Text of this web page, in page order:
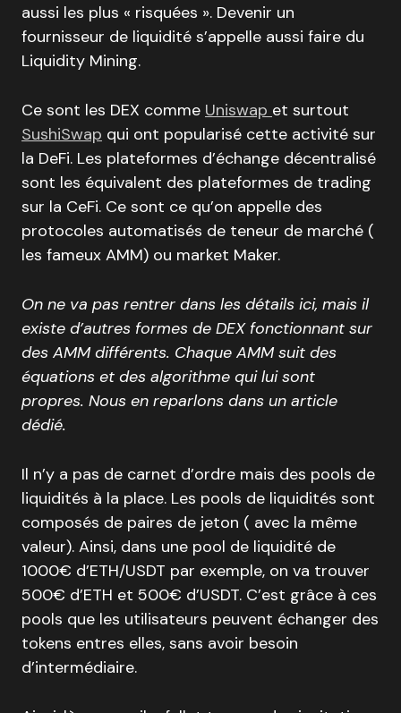
aussi les plus « risquées ». Devenir un
fournisseur de liquidité s’appelle aussi faire du
Liquidity Mining.
Ce sont les DEX comme Uniswap et surtout
SushiSwap qui ont popularisé cette activité sur
la DeFi. Les plateformes d’échange décentralisé
sont les équivalent des plateformes de trading
sur la CeFi. Ce sont ce qu’on appelle des
protocoles automatisés de teneur de marché (
les fameux AMM) ou market Maker.
On ne va pas rentrer dans les détails ici, mais il
existe d’autres formes de DEX fonctionnant sur
des AMM différents. Chaque AMM suit des
équations et des algorithme qui lui sont
propres. Nous en reparlons dans un article
dédié.
Il n’y a pas de carnet d’ordre mais des pools de
liquidités à la place. Les pools de liquidités sont
composés de paires de jeton ( avec la même
valeur). Ainsi, dans une pool de liquidité de
1000€ d’ETH/USDT par exemple, on va trouver
500€ d’ETH et 500€ d’USDT. C’est grâce à ces
pools que les utilisateurs peuvent échanger des
tokens entres elles, sans avoir besoin
d’intermédiaire.